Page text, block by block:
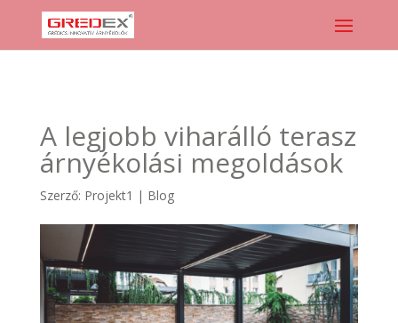
A legjobb viharálló terasz
árnyékolási megoldások
Szerző: Projekt1 | Blog